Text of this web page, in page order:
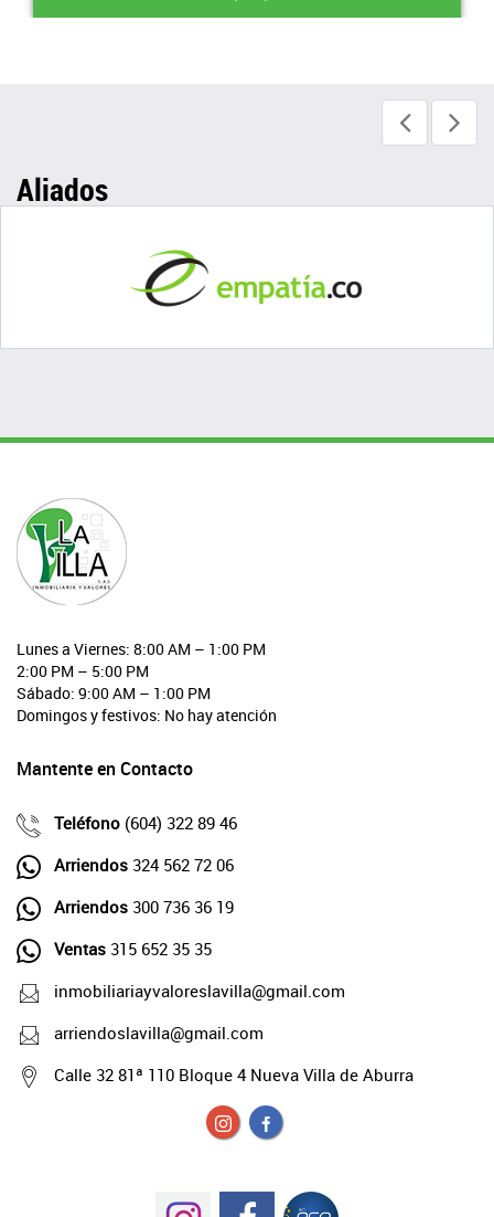
Aliados
Lunes a Viernes: 8:00 AM – 1:00 PM
2:00 PM – 5:00 PM
Sábado: 9:00 AM – 1:00 PM
Domingos y festivos: No hay atención
Mantente en Contacto
Teléfono (604) 322 89 46
Arriendos 324 562 72 06
Arriendos 300 736 36 19
Ventas 315 652 35 35
inmobiliariayvaloreslavilla@gmail.com
arriendoslavilla@gmail.com
Calle 32 81ª 110 Bloque 4 Nueva Villa de Aburra